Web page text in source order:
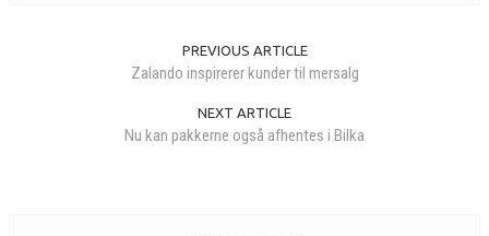
PREVIOUS ARTICLE
Zalando inspirerer kunder til mersalg
NEXT ARTICLE
Nu kan pakkerne også afhentes i Bilka